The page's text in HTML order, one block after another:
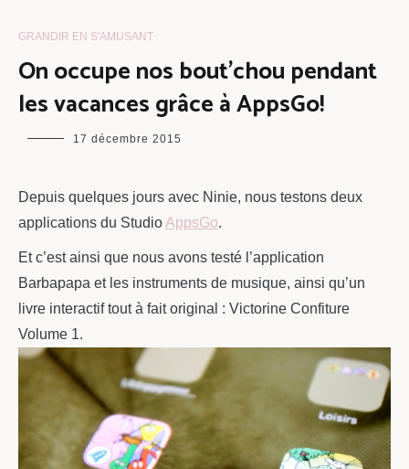
GRANDIR EN S'AMUSANT
On occupe nos bout’chou pendant
les vacances grâce à AppsGo!
maman
17 décembre 2015
Depuis quelques jours avec Ninie, nous testons deux
applications du StudioAppsGo.
Et c’est ainsi que nous avons testé l’application
Barbapapa et les instruments de musique, ainsi qu’un
livre interactif tout à fait original : Victorine Confiture
Volume 1.